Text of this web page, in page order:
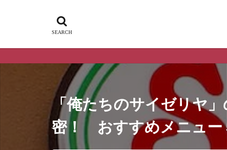
「俺たちのサイゼリヤ
密！ おすすめメニュー